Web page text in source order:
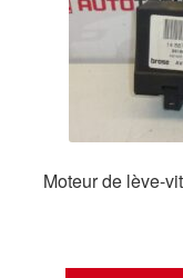
Moteur de lève-